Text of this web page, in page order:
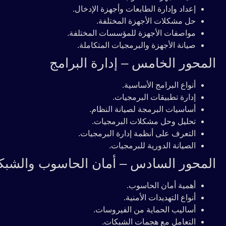
إعداد وإدارة الطابعات وأجهزة الإدخال.
حل مشكلات الأجهزة المختلفة.
مواصفات الأجهزة للمؤسسات المختلفة.
صيانة الأجهزة والبرمجيات المتكاملة.
المحور الخامس – إدارة البرامج
أنواع البرامج الأساسية.
إدارة تطبيقات البرمجيات.
أساسيات البرمجة لصيانة النظام.
تحليل وحل مشكلات البرمجيات.
التعرف على أنظمة إدارة البرمجيات.
الصيانة الدورية للبرمجيات.
المحور السادس – أمان الحاسوب
أهمية أمان الحاسوب.
أنواع التهديدات الأمنية.
أساليب الحماية من الفيروسات.
التعامل مع هجمات الشبكات.